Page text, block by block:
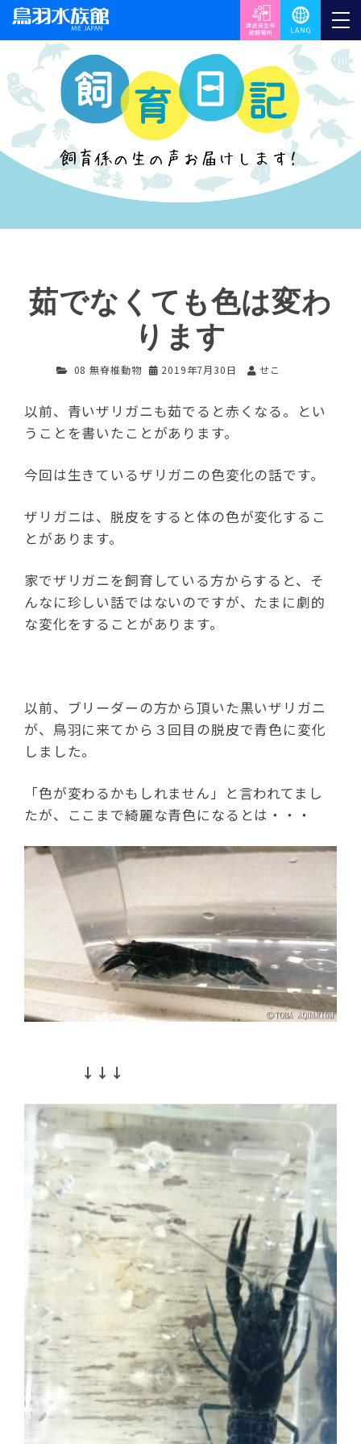
茹でなくても色は変わ
ります
08 無脊椎動物 2019年7月30日 せこ
以前、青いザリガニも茹でると赤くなる。とい
うことを書いたことがあります。
今回は生きているザリガニの色変化の話です。
ザリガニは、脱皮をすると体の色が変化するこ
とがあります。
家でザリガニを飼育している方からすると、そ
んなに珍しい話ではないのですが、たまに劇的
な変化をすることがあります。
以前、ブリーダーの方から頂いた黒いザリガニ
が、鳥羽に来てから３回目の脱皮で青色に変化
しました。
「色が変わるかもしれません」と言われてまし
たが、ここまで綺麗な青色になるとは・・・
↓↓↓